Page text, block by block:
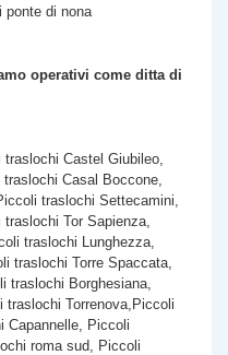
di nona
operativi come ditta di
Castel Giubileo,
Casal Boccone,
traslochi Settecamini,
Tor Sapienza,
traslochi Lunghezza,
traslochi Torre Spaccata,
traslochi Borghesiana,
traslochi Torrenova,Piccoli
Capannelle, Piccoli
roma sud, Piccoli